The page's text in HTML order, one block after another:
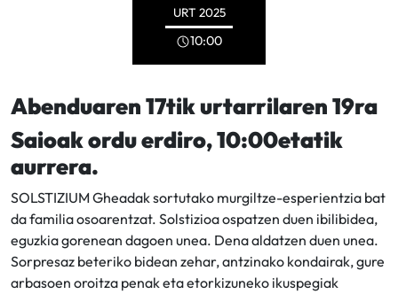
URT 2025
10:00
Abenduaren 17tik urtarrilaren 19ra
Saioak ordu erdiro, 10:00etatik
aurrera.
SOLSTIZIUM Gheadak sortutako murgiltze-esperientzia bat
da familia osoarentzat. Solstizioa ospatzen duen ibilibidea,
eguzkia gorenean dagoen unea. Dena aldatzen duen unea.
Sorpresaz beteriko bidean zehar, antzinako kondairak, gure
arbasoen oroitza penak eta etorkizuneko ikuspegiak